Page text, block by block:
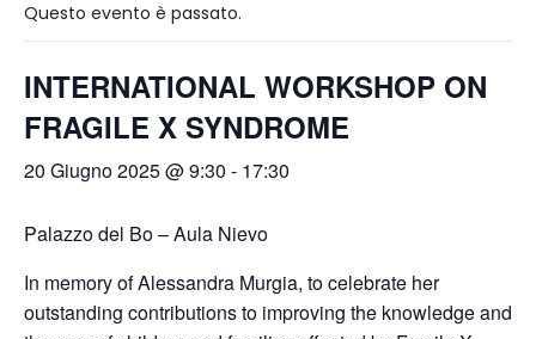
Questo evento è passato.
INTERNATIONAL WORKSHOP ON
FRAGILE X SYNDROME
20 Giugno 2025 @ 9:30 - 17:30
Palazzo del Bo – Aula Nievo
In memory of Alessandra Murgia, to celebrate her
outstanding contributions to improving the knowledge and